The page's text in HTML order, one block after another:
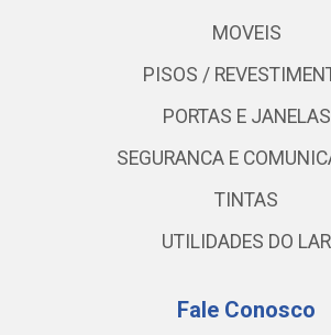
MOVEIS
PISOS /
PORTAS E JANELAS
SEGURANCA E
TINTAS
UTILIDADES DO LAR
Fale Conosco